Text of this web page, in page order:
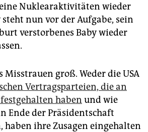
Nuklear­aktivitäten wieder
nun vor der Aufgabe, sein
verstorbenes Baby wieder
Misstrauen groß. Weder die USA
Vertragsparteien, die an
haben und wie
Ende der Präsidentschaft
haben ihre Zusagen eingehalten